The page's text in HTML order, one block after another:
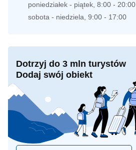
poniedziałek - piątek, 8:00 - 20:00
sobota - niedziela, 9:00 - 17:00
Dotrzyj do 3 mln turystów
Dodaj swój obiekt